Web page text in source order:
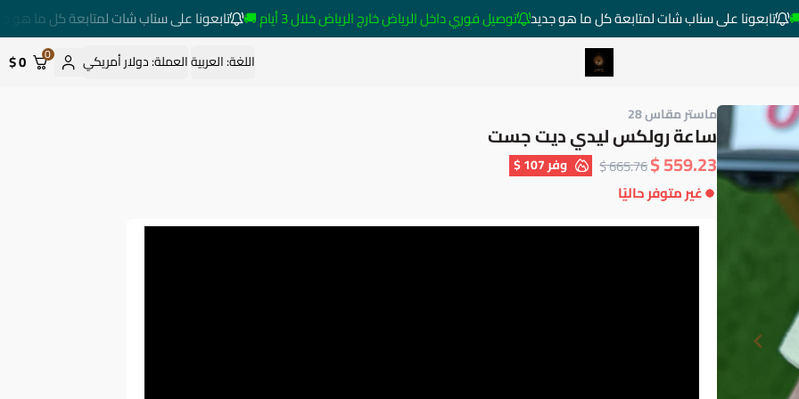
تابعونا على سناب شات لمتابعة كل ما هو جديد توصيل فوري داخل الرياض خارج الرياض خلال 3 أيام 🚚 تابعونا على سناب شات لمتابعة كل ما هو
متجر ساعات رومانس اللغة:العربيةالعملة:دولار أمريكي 0
0 $
ماستر مقاس 28
ساعة رولكس ليدي ديت جست
559.23 $
665.76 $ وفر107 $
غير متوفر حاليًا